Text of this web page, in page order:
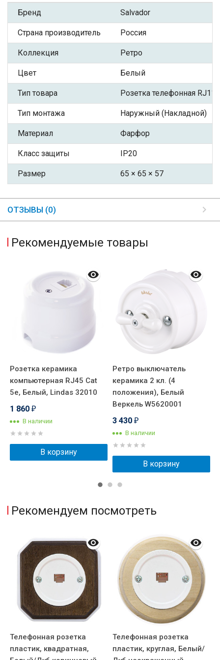
Бренд Salvador
Страна производитель Россия
Коллекция Ретро
Цвет Белый
Тип товара Розетка телефонная RJ11
Тип монтажа Наружный (Накладной)
Материал Фарфор
Класс защиты IP20
Размер 65 × 65 × 57
ОТЗЫВЫ (0)
Рекомендуемые товары
Розетка керамика
компьютерная RJ45 Cat
5e, Белый, Lindas 32010
1 860 ₽
В наличии
В корзину
Ретро выключатель
керамика 2 кл. (4
положения), Белый
Веркель W5620001
3 430 ₽
В наличии
В корзину
Рекомендуем посмотреть
Телефонная розетка
пластик, квадратная,
Телефонная розетка
пластик, круглая, Белый/